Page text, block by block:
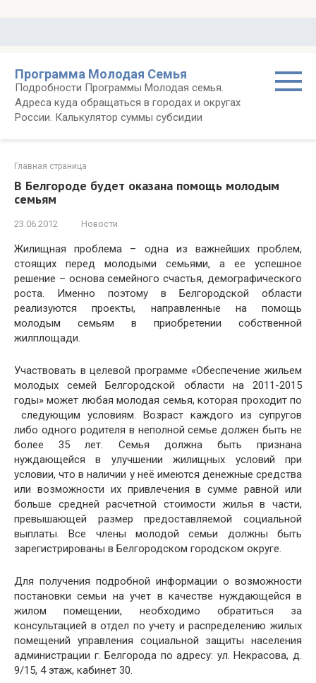
Программа Молодая Семья
Подробности Программы Молодая семья.
Адреса куда обращаться в городах и округах
России. Калькулятор суммы субсидии
Главная страница
В Белгороде будет оказана помощь молодым
семьям
23.06.2012 Новости
Жилищная проблема – одна из важнейших проблем,
стоящих перед молодыми семьями, а ее успешное
решение – основа семейного счастья, демографического
роста. Именно поэтому в Белгородской области
реализуются проекты, направленные на помощь
молодым семьям в приобретении собственной
жилплощади.
Участвовать в целевой программе «Обеспечение жильем
молодых семей Белгородской области на 2011-2015
годы» может любая молодая семья, которая проходит по
следующим условиям. Возраст каждого из супругов
либо одного родителя в неполной семье должен быть не
более 35 лет. Семья должна быть признана
нуждающейся в улучшении жилищных условий при
условии, что в наличии у неё имеются денежные средства
или возможности их привлечения в сумме равной или
больше средней расчетной стоимости жилья в части,
превышающей размер предоставляемой социальной
выплаты. Все члены молодой семьи должны быть
зарегистрированы в Белгородском городском округе.
Для получения подробной информации о возможности
постановки семьи на учет в качестве нуждающейся в
жилом помещении, необходимо обратиться за
консультацией в отдел по учету и распределению жилых
помещений управления социальной защиты населения
администрации г. Белгорода по адресу: ул. Некрасова, д.
9/15, 4 этаж, кабинет 30.